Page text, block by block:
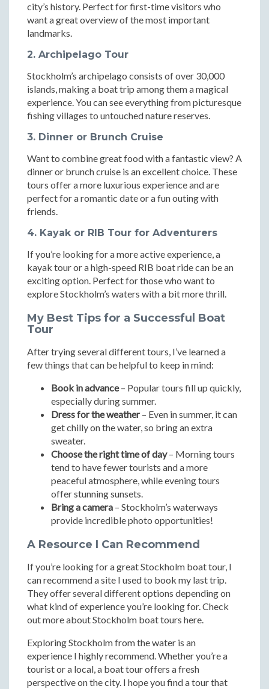
city’s history. Perfect for first-time visitors who
want a great overview of the most important
landmarks.
2. Archipelago Tour
Stockholm’s archipelago consists of over 30,000
islands, making a boat trip among them a magical
experience. You can see everything from picturesque
fishing villages to untouched nature reserves.
3. Dinner or Brunch Cruise
Want to combine great food with a fantastic view? A
dinner or brunch cruise is an excellent choice. These
tours offer a more luxurious experience and are
perfect for a romantic date or a fun outing with
friends.
4. Kayak or RIB Tour for Adventurers
If you’re looking for a more active experience, a
kayak tour or a high-speed RIB boat ride can be an
exciting option. Perfect for those who want to
explore Stockholm’s waters with a bit more thrill.
My Best Tips for a Successful Boat
Tour
After trying several different tours, I’ve learned a
few things that can be helpful to keep in mind:
Book in advance– Popular tours fill up quickly,
especially during summer.
Dress for the weather– Even in summer, it can
get chilly on the water, so bring an extra
sweater.
Choose the right time of day– Morning tours
tend to have fewer tourists and a more
peaceful atmosphere, while evening tours
offer stunning sunsets.
Bring a camera – Stockholm’s waterways
provide incredible photo opportunities!
A Resource I Can Recommend
If you’re looking for a great Stockholm boat tour, I
can recommend a site I used to book my last trip.
They offer several different options depending on
what kind of experience you’re looking for. Check
out more about Stockholm boat tours here.
Exploring Stockholm from the water is an
experience I highly recommend. Whether you’re a
tourist or a local, a boat tour offers a fresh
perspective on the city. I hope you find a tour that